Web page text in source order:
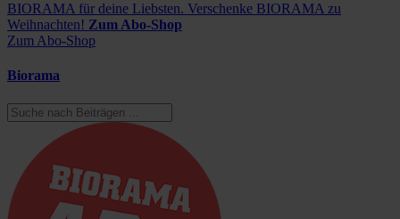
BIORAMA für deine Liebsten. Verschenke BIORAMA zu
Weihnachten! Zum Abo-Shop
Zum Abo-Shop
Biorama